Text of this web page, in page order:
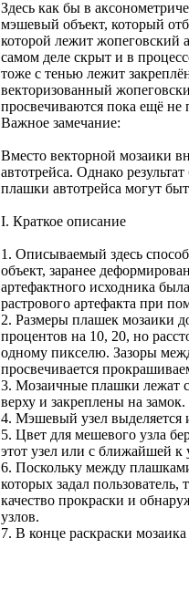
Здесь как бы в
мэшевый объект, который
которой лежит жопеговский
самом деле скрыт и в
тоже с тенью лежит
векторизованный
просвечиваются пока ещё
Важное замечание:
Вместо векторной мозаики
автотрейса. Однако
плашки автотрейса могут
I. Краткое описание
1. Описываемый здесь
объект, заранее
артефактного исходника
растрового артефакта при
2. Размеры плашек мозаики
процентов на 10, 20, но
одному пикселю. Зазоры
просвечивается
3. Мозаичные плашки лежат
верху и закреплены на замок.
4. Мэшевый узел выделяется
5. Цвет для мешевого узла
этот узел или с ближайшей к
6. Поскольку между
которых задал
качество прокраски и
узлов.
7. В конце раскраски